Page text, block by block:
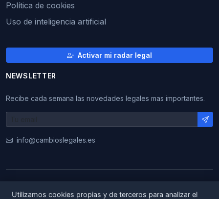
Política de cookies
Uso de inteligencia artificial
Activar mi radar legal
NEWSLETTER
Recibe cada semana las novedades legales mas importantes.
info@cambioslegales.es
Utilizamos cookies propias y de terceros para analizar el